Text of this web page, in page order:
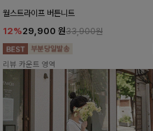
월스트라이프 버튼니트
12%29,900 원33,900원
리뷰 카운트 영역